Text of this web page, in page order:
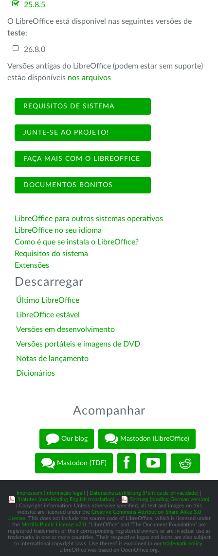
25.8.5
O LibreOffice está disponível nas seguintes versões de
teste:
26.8.0
Versões antigas do LibreOffice (podem estar sem suporte)
estão disponíveis nos arquivos
REQUISITOS DE SISTEMA
JUNTE-SE AO PROJETO!
FAÇA MAIS COM O LIBREOFFICE
DOCUMENTOS BONITOS
LibreOffice para outros sistemas operativos
LibreOffice no seu idioma
Como é que se instala o LibreOffice?
Requisitos do sistema
Extensões
Descarregar
Último LibreOffice
LibreOffice estável
Versões em desenvolvimento
Versões portáteis e imagens de DVD
Notas de lançamento
Dicionários
Acompanhar
Our blog Mastodon (LibreOffice)
Mastodon (TDF)
Impressum (Informação legal) Datenschutzerklärung (Política de privacidade)
Statutes (non-binding English translation) -
Satzung (binding German version)
| Copyright information: Unless otherwise specified, all text and images on this
website are licensed under the Creative Commons Attribution-Share Alike 3.0
License . This does not include the source code of LibreOffice, which is licensed under
the Mozilla Public License v2.0 . “LibreOffice” and “The Document Foundation” are
registered trademarks of their corresponding registered owners or are in actual use as
trademarks in one or more countries. Their respective logos and icons are also subject
to international copyright laws. Use thereof is explained in our trademark policy
LibreOffice was based on OpenOffice.org.